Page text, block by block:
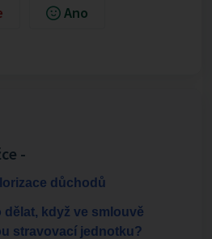
Ano
-
důchodů
dělat, když ve smlouvě
stravovací jednotku?